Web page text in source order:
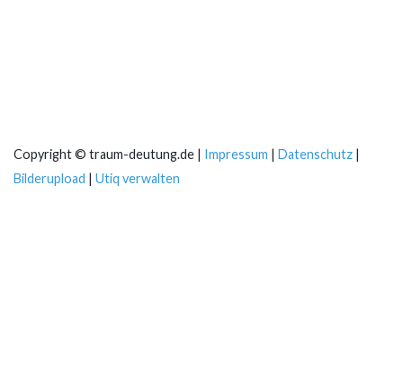
Copyright © traum-deutung.de | Impressum | Datenschutz |
Bilderupload | Utiq verwalten